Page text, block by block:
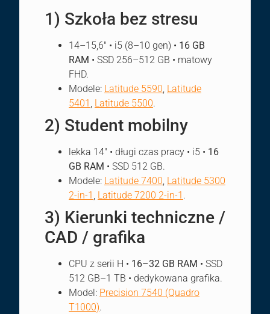
1) Szkoła bez stresu
14–15,6″ • i5 (8–10 gen) • 16 GB
RAM • SSD 256–512 GB • matowy
FHD.
Modele: Latitude 5590, Latitude
5401 , Latitude 5500.
2) Student mobilny
lekka 14″ • długi czas pracy • i5 • 16
GB RAM • SSD 512 GB.
Modele: Latitude 7400, Latitude 5300
2-in-1 , Latitude 7200 2-in-1 .
3) Kierunki techniczne /
CAD / grafika
CPU z serii H • 16–32 GB RAM • SSD
512 GB–1 TB • dedykowana grafika.
Model: Precision 7540 (Quadro
T1000).